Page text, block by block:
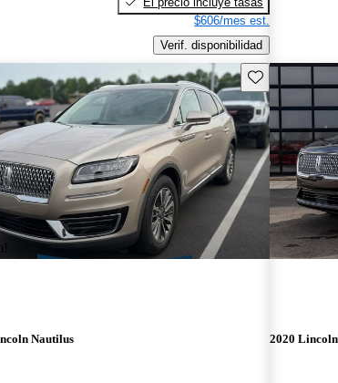
$606/mes est.
Verif. disponibilidad
Aviso Guarda este Aviso
Nautilus 2020